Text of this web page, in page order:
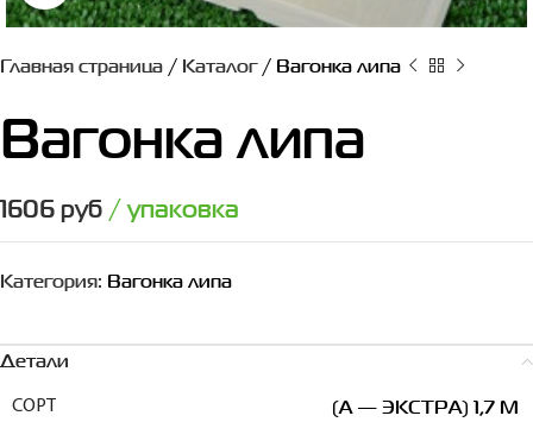
Главная страница / Каталог/ Вагонка липа
Вагонка липа
1606руб/ упаковка
Категория: Вагонка липа
Детали
СОРТ (А — ЭКСТРА) 1,7 М